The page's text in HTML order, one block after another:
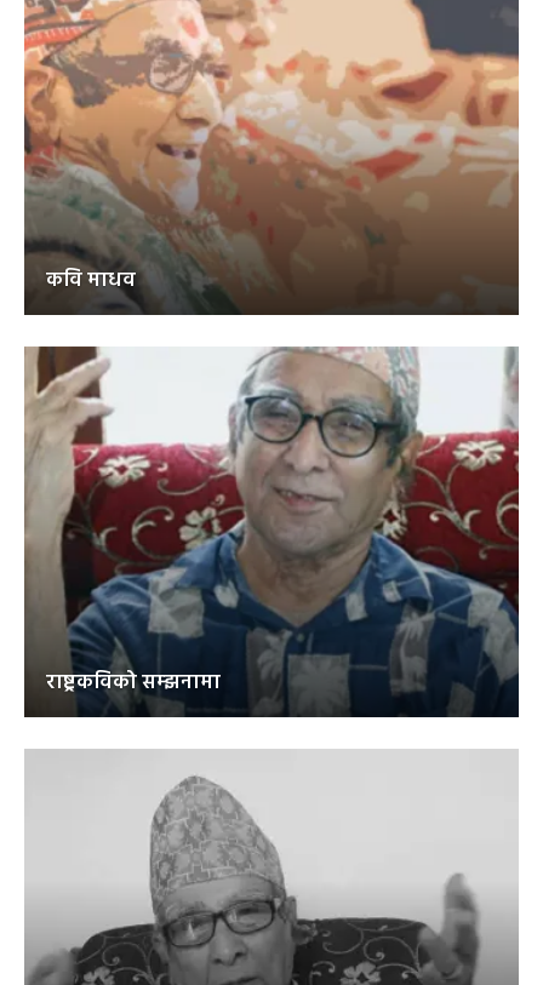
कवि माधव
राष्ट्रकविको सम्झनामा